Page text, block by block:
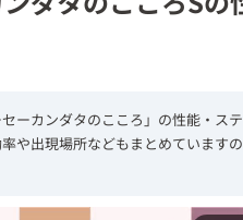
ーカンダタのこころ」の性能・ス
や出現場所などもまとめています